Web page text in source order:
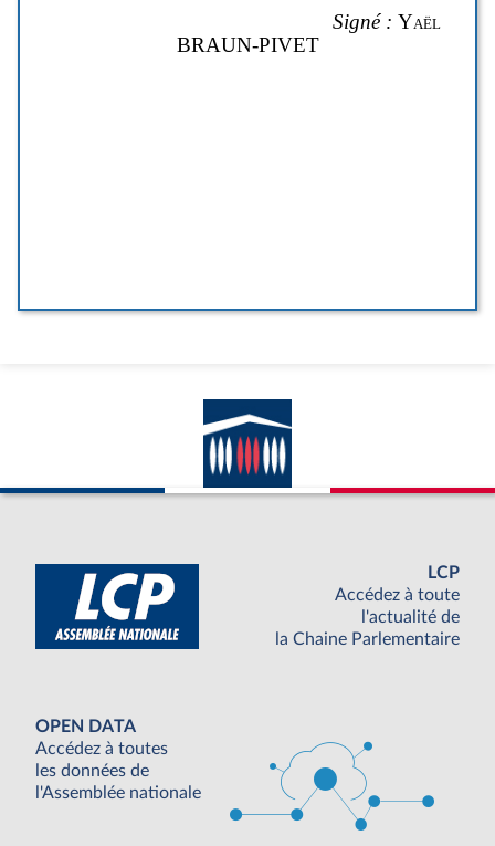
LCP
Accédez à toute
l'actualité de
la Chaine Parlementaire
OPEN DATA
Accédez à toutes
les données de
l'Assemblée nationale